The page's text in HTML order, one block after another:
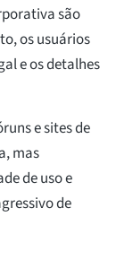
são
os usuários
e os detalhes
e sites de
mas
de uso e
de